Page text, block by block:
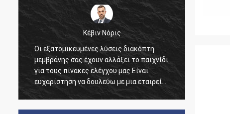
Κέβιν Νόρις
Οι εξατομικευμένες λύσεις διακόπτη
μεμβράνης σας έχουν αλλάξει το παιχνίδι
για τους πίνακες ελέγχου μας.Είναι
ευχαρίστηση να δουλεύω με μια εταιρεία
που καταλαβαίνει τις ανάγκες μας τόσο